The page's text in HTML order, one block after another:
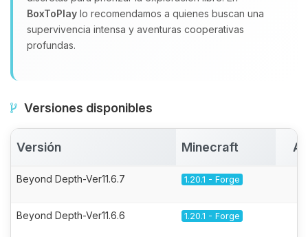
BoxToPlay lo recomendamos a quienes buscan una
supervivencia intensa y aventuras cooperativas
profundas.
Versiones disponibles
Versión Minecraft
Beyond Depth-Ver11.6.7 1.20.1 - Forge
Beyond Depth-Ver11.6.6 1.20.1 - Forge